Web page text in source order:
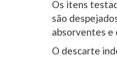
Os itens
são
absorventes e
O descarte